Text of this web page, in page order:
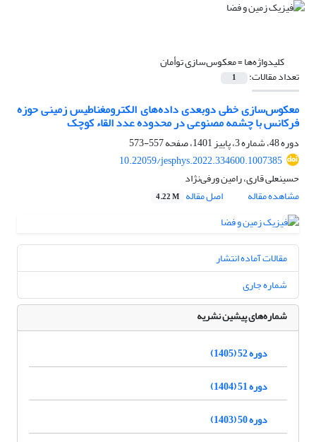
کلیدواژه‌ها =معکوس‌سازی توأمان
تعداد مقالات: 1
معکوس‌سازی خطی دو‌بعدی داده‌های الکترومغناطیس زمینی حوزه
فرکانس با چشمه مصنوعی در محدوده عدد القاء کوچک
دوره 48، شماره 3، پاییز 1401، صفحه
557-573
10.22059/jesphys.2022.334600.1007385
حسینعلی قاری، رامین ورفی‌نژاد
مشاهده مقاله
اصل مقاله 4.22 M
مقالات آماده انتشار
شماره جاری
شماره‌های پیشین نشریه
دوره 52 (1405)
دوره 51 (1404)
دوره 50 (1403)